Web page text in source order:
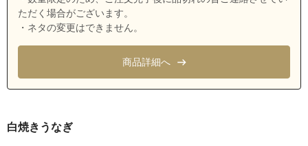
沖縄県宜野湾市嘉数３丁目
沖縄県宜野湾市嘉数４丁目
ただく場合がございます。
・ネタの変更はできません。
商品詳細へ
白焼きうなぎ